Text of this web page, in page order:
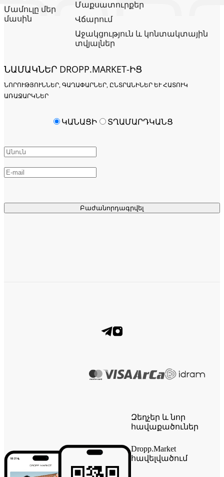
Մամուլը մեր
մասին
Մաքսատուրքեր
Վճարում
Աջակցություն և կոնտակտային
տվյալներ
ՆԱՄԱԿՆԵՐ DROPP.MARKET-ԻՑ
ՆՈՐՈՒԹՅՈՒՆՆԵՐ, ԳԱՂԱՓԱՐՆԵՐ, ԸՆՏՐԱՆԻՆԵՐ ԵՒ ՀԱՏՈՒԿ Ա
ՌԱՋԱՐԿՆԵՐ
Բաժանորդագրվել
ԿԱՆԱՑԻ ՏՂԱՄԱՐԴԿԱՆՑ
Զեղչեր և նոր
հավաքածուներ
Dropp.Market
հավելվածում